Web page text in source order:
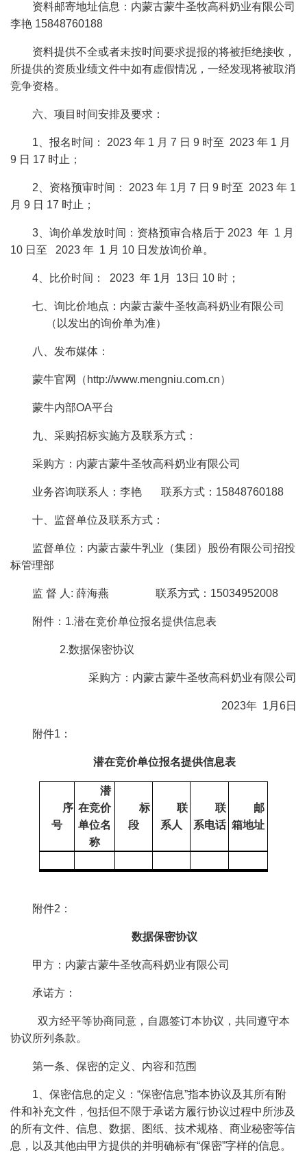
资料邮寄地址信息：内蒙古蒙牛圣牧高科奶业有限公司
李艳 15848760188
资料提供不全或者未按时间要求提报的将被拒绝接收，
所提供的资质业绩文件中如有虚假情况，一经发现将被取消
竞争资格。
六、项目时间安排及要求：
1、报名时间： 2023 年 1 月 7 日 9 时至 2023 年 1 月
9 日 17 时止；
2、资格预审时间： 2023 年 1月 7 日 9 时至 2023 年 1
月 9 日 17 时止；
3、询价单发放时间：资格预审合格后于 2023 年 1 月
10 日至 2023 年 1 月 10 日发放询价单。
4、比价时间： 2023 年 1月 13日 10 时；
七、询比价地点：内蒙古蒙牛圣牧高科奶业有限公司
（以发出的询价单为准）
八、发布媒体：
蒙牛官网（http://www.mengniu.com.cn）
蒙牛内部OA平台
九、采购招标实施方及联系方式：
采购方：内蒙古蒙牛圣牧高科奶业有限公司
业务咨询联系人：李艳 联系方式：15848760188
十、监督单位及联系方式：
监督单位：内蒙古蒙牛乳业（集团）股份有限公司招投
标管理部
监 督 人: 薛海燕 联系方式：15034952008
附件：1.潜在竞价单位报名提供信息表
2.数据保密协议
采购方：内蒙古蒙牛圣牧高科奶业有限公司
2023年 1月6日
附件1：
潜在竞价单位报名提供信息表
序
号
潜
在竞价
单位名
称
标
段
联
系人
联
系电话
邮
箱地址
附件2：
数据保密协议
甲方：内蒙古蒙牛圣牧高科奶业有限公司
承诺方：
双方经平等协商同意，自愿签订本协议，共同遵守本
协议所列条款。
第一条、保密的定义、内容和范围
1、保密信息的定义：“保密信息”指本协议及其所有附
件和补充文件，包括但不限于承诺方履行协议过程中所涉及
的所有文件、信息、数据、图纸、技术规格、商业秘密等信
息，以及其他由甲方提供的并明确标有“保密”字样的信息。